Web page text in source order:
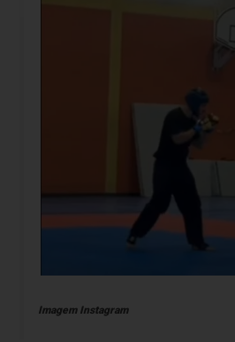
Imagem Instagram